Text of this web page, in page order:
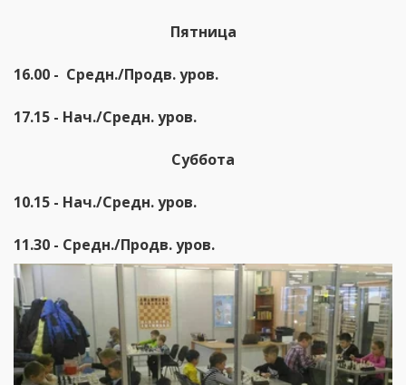
Пятница
16.00 -  Средн./Продв. уров.
17.15 - Нач./Cредн. уров.
Суббота
10.15 - Нач./Cредн. уров.
11.30 - Средн./Продв. уров.